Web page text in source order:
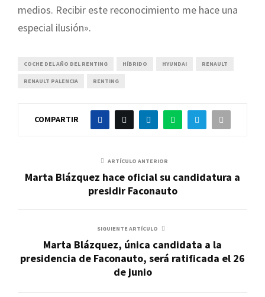
medios. Recibir este reconocimiento me hace una
especial ilusión».
COCHE DEL AÑO DEL RENTING HÍBRIDO HYUNDAI RENAULT
RENAULT PALENCIA RENTING
COMPARTIR
ARTÍCULO ANTERIOR
Marta Blázquez hace oficial su candidatura a
presidir Faconauto
SIGUIENTE ARTÍCULO
Marta Blázquez, única candidata a la
presidencia de Faconauto, será ratificada el 26
de junio